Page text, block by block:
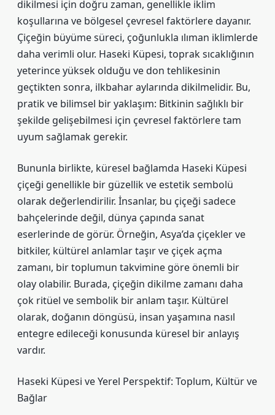
dikilmesi için doğru zaman, genellikle iklim
koşullarına ve bölgesel çevresel faktörlere dayanır.
Çiçeğin büyüme süreci, çoğunlukla ılıman iklimlerde
daha verimli olur. Haseki Küpesi, toprak sıcaklığının
yeterince yüksek olduğu ve don tehlikesinin
geçtikten sonra, ilkbahar aylarında dikilmelidir. Bu,
pratik ve bilimsel bir yaklaşım: Bitkinin sağlıklı bir
şekilde gelişebilmesi için çevresel faktörlere tam
uyum sağlamak gerekir.
Bununla birlikte, küresel bağlamda Haseki Küpesi
çiçeği genellikle bir güzellik ve estetik sembolü
olarak değerlendirilir. İnsanlar, bu çiçeği sadece
bahçelerinde değil, dünya çapında sanat
eserlerinde de görür. Örneğin, Asya’da çiçekler ve
bitkiler, kültürel anlamlar taşır ve çiçek açma
zamanı, bir toplumun takvimine göre önemli bir
olay olabilir. Burada, çiçeğin dikilme zamanı daha
çok ritüel ve sembolik bir anlam taşır. Kültürel
olarak, doğanın döngüsü, insan yaşamına nasıl
entegre edileceği konusunda küresel bir anlayış
vardır.
Haseki Küpesi ve Yerel Perspektif: Toplum, Kültür ve
Bağlar